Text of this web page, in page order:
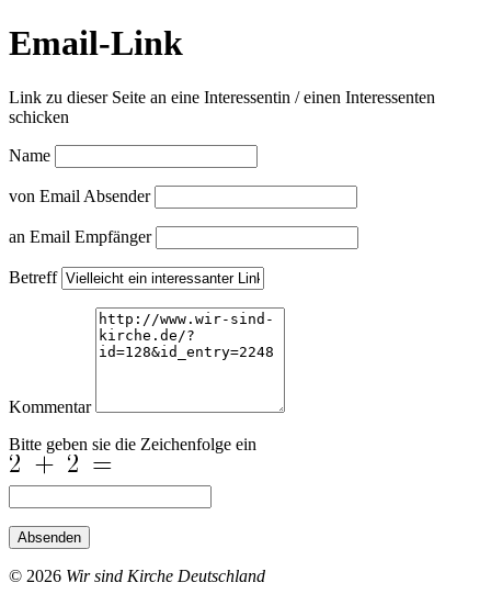
Email-Link
Link zu dieser Seite an eine Interessentin / einen Interessenten
schicken
Name
von Email Absender
an Email Empfänger
Betreff
Kommentar
Bitte geben sie die Zeichenfolge ein
Absenden
© 2026 Wir sind Kirche Deutschland